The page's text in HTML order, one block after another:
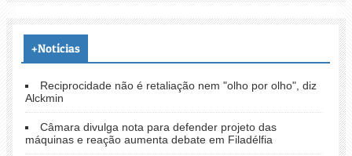
+Notícias
Reciprocidade não é retaliação nem "olho por olho", diz
Alckmin
Câmara divulga nota para defender projeto das
máquinas e reação aumenta debate em Filadélfia